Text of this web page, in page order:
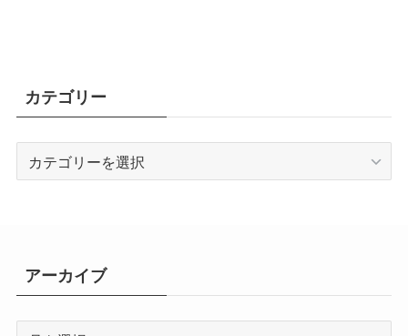
カテゴリー
テ
アーカイブ